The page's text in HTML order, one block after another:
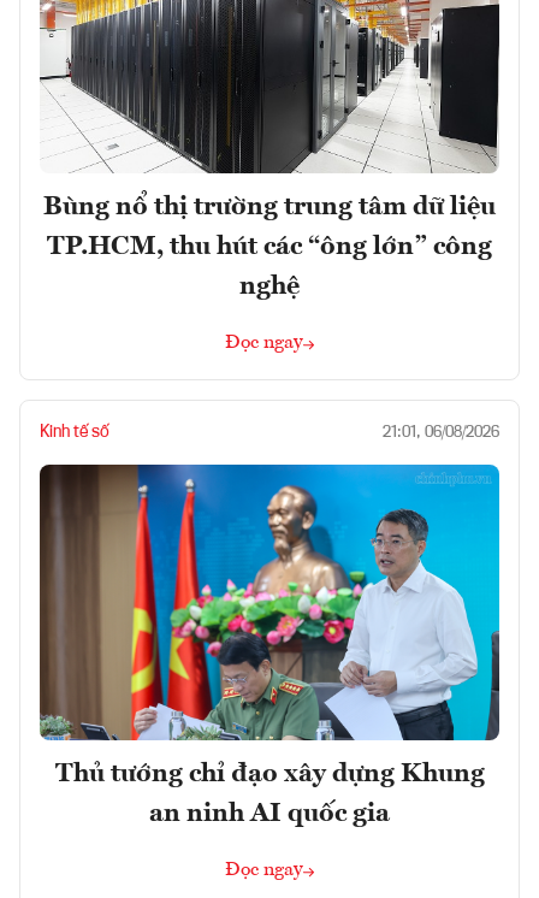
Bùng nổ thị trường trung tâm dữ liệu
TP.HCM, thu hút các “ông lớn” công
nghệ
Đọc ngay
Kinh tế số 21:01, 06/08/2026
Thủ tướng chỉ đạo xây dựng Khung
an ninh AI quốc gia
Đọc ngay